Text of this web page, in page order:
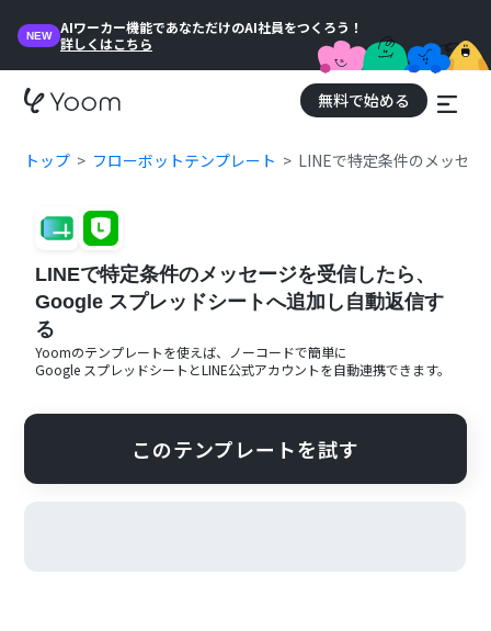
NEW
AIワーカー機能であなただけのAI社員をつくろう！
詳しくはこちら
無料で始める
トップ フローボットテンプレート LINEで特定条件のメッセ
LINEで特定条件のメッセージを受信したら、
Google スプレッドシートへ追加し自動返信す
る
Yoomのテンプレートを使えば、ノーコードで簡単に
Google スプレッドシート とLINE公式アカウントを自動連携できます。
このテンプレートを試す